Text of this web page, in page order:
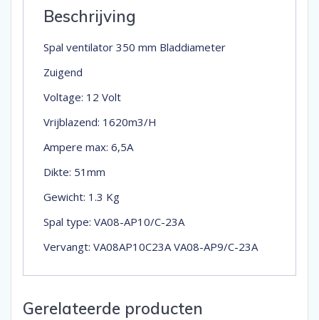
Beschrijving
Spal ventilator 350 mm Bladdiameter
Zuigend
Voltage: 12 Volt
Vrijblazend: 1620m3/H
Ampere max: 6,5A
Dikte: 51mm
Gewicht: 1.3 Kg
Spal type: VA08-AP10/C-23A
Vervangt: VA08AP10C23A VA08-AP9/C-23A
Gerelateerde producten